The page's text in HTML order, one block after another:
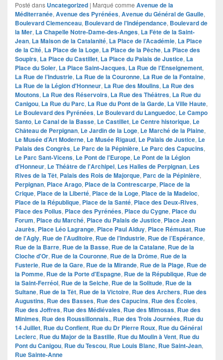
Posté dans Uncategorized | Marqué comme Avenue de la
Méditerranée, Avenue des Pyrénées, Avenue du Général de Gaulle,
Boulevard Clemenceau, Boulevard de l'Indépendance, Boulevard de
la Mer, La Chapelle Notre-Dame-des-Anges, La Fête de la Saint-
Jean, La Maison de la Catalanité, La Place de l’Académie, La Place
de la Cité, La Place de la Loge, La Place de la Pêche, La Place des
Soupirs, La Place du Castillet, La Place du Palais de Justice, La
Place du Soler, La Place Saint-Jacques, La Rue de l'Enseignement,
La Rue de l’Industrie, La Rue de la Couronne, La Rue de la Fontaine,
La Rue de la Légion d'Honneur, La Rue des Moulins, La Rue des
Moutons, La Rue des Réservoirs, La Rue des Théâtres, La Rue du
Canigou, La Rue du Parc, La Rue du Pont de la Garde, La Ville Haute,
Le Boulevard des Pyrénées, Le Boulevard du Languedoc, Le Campo
Santo, Le Canal de la Basse, Le Castillet, Le Centre historique, Le
Château de Perpignan, Le Jardin de la Loge, Le Marché de la Plaine,
Le Musée d’Art Moderne, Le Musée Rigaud, Le Palais de Justice, Le
Palais des Congrès, Le Parc de la Pépinière, Le Parc des Capucins,
Le Parc Sant-Vicens, Le Pont de l'Europe, Le Pont de la Légion
d'Honneur, Le Théâtre de l'Archipel, Les Halles de Perpignan, Les
Rives de la Têt, Palais des Rois de Majorque, Parc de la Pépinière,
Perpignan, Place Arago, Place de la Contrescarpe, Place de la
Crique, Place de la Liberté, Place de la Loge, Place de la Madeloc,
Place de la République, Place de la Santé, Place des Deux-Rives,
Place des Poilus, Place des Pyrénées, Place du Cygne, Place du
Forum, Place du Marché, Place du Palais de Justice, Place Jean
Jaurès, Place Léo Lagrange, Place Paul Alduy, Place Rémusat, Rue
de l'Agly, Rue de l'Auditoire, Rue de l'Industrie, Rue de l’Espérance,
Rue de la Barre, Rue de la Basse, Rue de la Catalane, Rue de la
Cloche d'Or, Rue de la Couronne, Rue de la Drôme, Rue de la
Fusterie, Rue de la Gare, Rue de la Mirande, Rue de la Plage, Rue de
la Pomme, Rue de la Porte d'Espagne, Rue de la République, Rue de
la Saint-Ferréol, Rue de la Seiche, Rue de la Solitude, Rue de la
Sultane, Rue de la Têt, Rue de la Victoire, Rue des Archers, Rue des
Augustins, Rue des Basses, Rue des Capucins, Rue des Écoles,
Rue des Joffres, Rue des Médiévales, Rue des Mimosas, Rue des
Minimes, Rue des Roussillonnais., Rue des Trois Journées, Rue du
14 Juillet, Rue du Conflent, Rue du Dr Pierre Roux, Rue du Général
Leclerc, Rue du Major de la Bastille, Rue du Moulin à Vent, Rue du
Pont du Canigou, Rue du Tescou, Rue Louis Blanc, Rue Saint-Jean,
Rue Sainte-Anne